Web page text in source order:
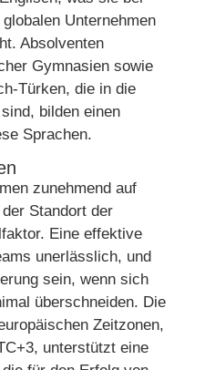
Unternehmen
Absolventen
Gymnasien sowie
Türken, die in die
bilden einen
Sprachen.
zunehmend auf
Standort der
Eine effektive
unerlässlich, und
sein, wenn sich
überschneiden. Die
Zeitzonen,
unterstützt eine